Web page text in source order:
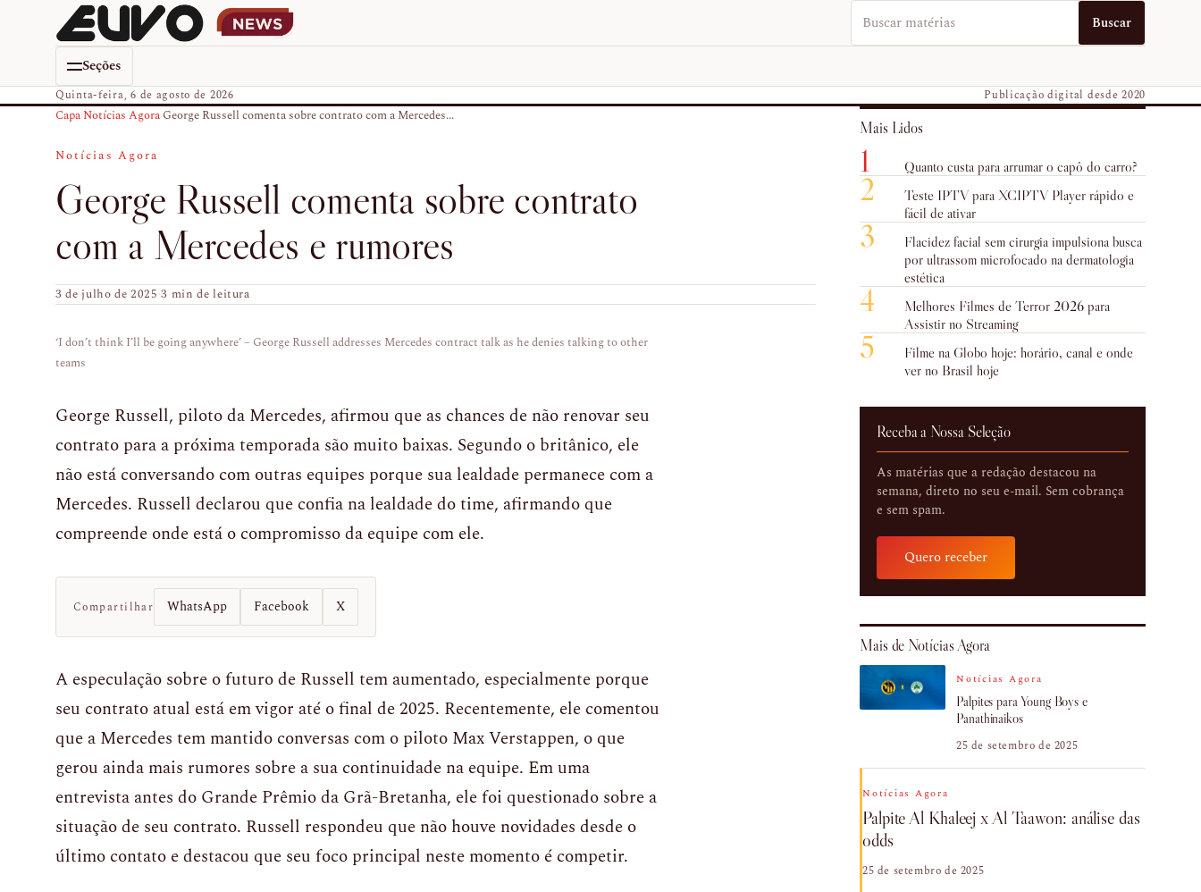
Buscar no EUVO News Buscar
Seções
Quinta-feira, 6 de agosto de 2026 Publicação digital desde 2020
Capa›Notícias Agora›George Russell comenta sobre contrato com a Mercedes...
Notícias Agora
George Russell comenta sobre contrato
com a Mercedes e rumores
3 de julho de 2025·3 min de leitura
‘I don’t think I’ll be going anywhere’ – George Russell addresses Mercedes contract talk as he denies talking to other
teams
George Russell, piloto da Mercedes, afirmou que as chances de não renovar seu
contrato para a próxima temporada são muito baixas. Segundo o britânico, ele
não está conversando com outras equipes porque sua lealdade permanece com a
Mercedes. Russell declarou que confia na lealdade do time, afirmando que
compreende onde está o compromisso da equipe com ele.
Compartilhar WhatsApp Facebook X
A especulação sobre o futuro de Russell tem aumentado, especialmente porque
seu contrato atual está em vigor até o final de 2025. Recentemente, ele comentou
que a Mercedes tem mantido conversas com o piloto Max Verstappen, o que
gerou ainda mais rumores sobre a sua continuidade na equipe. Em uma
entrevista antes do Grande Prêmio da Grã-Bretanha, ele foi questionado sobre a
situação de seu contrato. Russell respondeu que não houve novidades desde o
último contato e destacou que seu foco principal neste momento é competir.
Mais Lidos
1 Quanto custa para arrumar o capô do carro?
2
Teste IPTV para XCIPTV Player rápido e
fácil de ativar
3
Flacidez facial sem cirurgia impulsiona busca
por ultrassom microfocado na dermatologia
estética
4
Melhores Filmes de Terror 2026 para
Assistir no Streaming
5
Filme na Globo hoje: horário, canal e onde
ver no Brasil hoje
Receba a Nossa Seleção
As matérias que a redação destacou na
semana, direto no seu e-mail. Sem cobrança
e sem spam.
Quero receber
Mais de Notícias Agora
Notícias Agora
Palpites para Young Boys e
Panathinaikos
25 de setembro de 2025
Notícias Agora
Palpite Al Khaleej x Al Taawon: análise das
odds
25 de setembro de 2025